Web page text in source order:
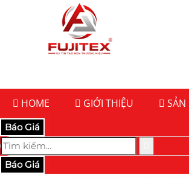
HOME GIỚI THIỆU SẢN
Báo Giá
Báo Giá